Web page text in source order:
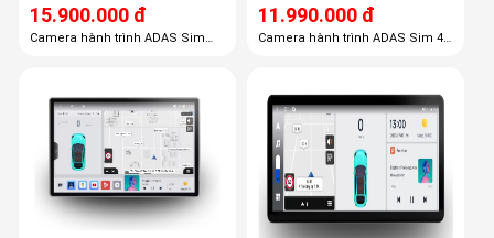
15.900.000 đ
Camera hành trình ADAS Sim
11.990.000 đ
Camera hành trình ADAS Sim 4G